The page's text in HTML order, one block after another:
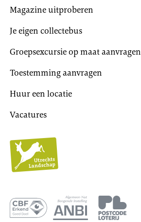
Magazine uitproberen
Je eigen collectebus
Groepsexcursie op maat aanvragen
Toestemming aanvragen
Huur een locatie
Vacatures